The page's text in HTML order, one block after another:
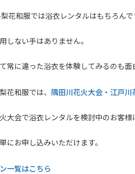
花和服では浴衣レンタルはもちろん
しない手はありません。
常に違った浴衣を体験してみるのも面
花和服では、 隅田川花火大会・江戸
大会で浴衣レンタルを検討中のお客様
にお申し込みいただけます。
一覧はこちら